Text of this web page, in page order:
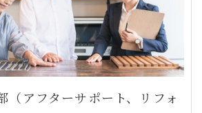
（アフターサポート、リフォ